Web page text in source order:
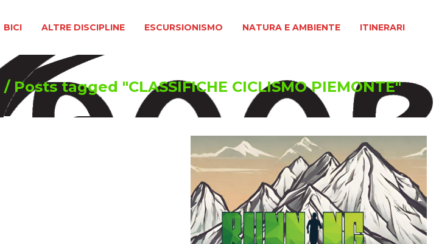
BICI ALTRE DISCIPLINE ESCURSIONISMO NATURA E AMBIENTE ITINERARI
/ Posts tagged "CLASSIFICHE CICLISMO PIEMONTE"